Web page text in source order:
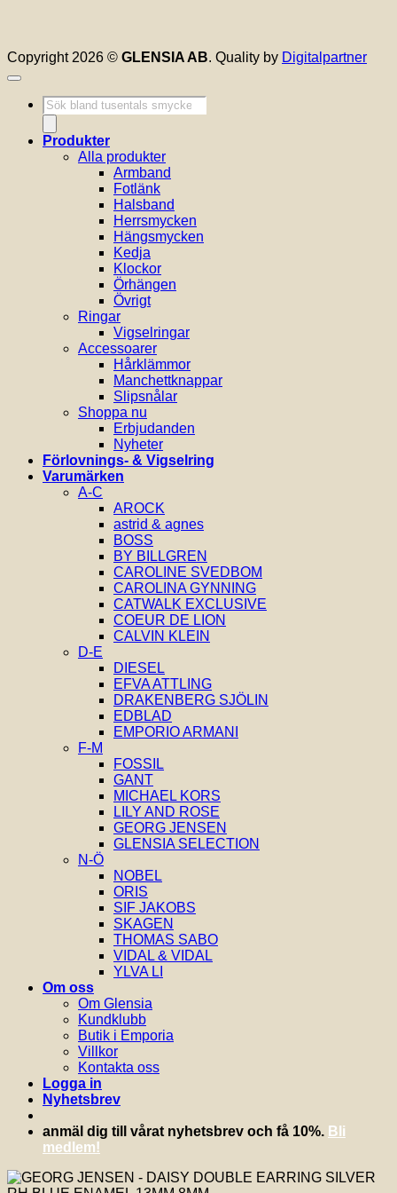
Copyright 2026 © GLENSIA AB. Quality by Digitalpartner
Produktsökning
Produkter
Alla produkter
Armband
Fotlänk
Halsband
Herrsmycken
Hängsmycken
Kedja
Klockor
Örhängen
Övrigt
Ringar
Vigselringar
Accessoarer
Hårklämmor
Manchettknappar
Slipsnålar
Shoppa nu
Erbjudanden
Nyheter
Förlovnings- & Vigselring
Varumärken
A-C
AROCK
astrid & agnes
BOSS
BY BILLGREN
CAROLINE SVEDBOM
CAROLINA GYNNING
CATWALK EXCLUSIVE
COEUR DE LION
CALVIN KLEIN
D-E
DIESEL
EFVA ATTLING
DRAKENBERG SJÖLIN
EDBLAD
EMPORIO ARMANI
F-M
FOSSIL
GANT
MICHAEL KORS
LILY AND ROSE
GEORG JENSEN
GLENSIA SELECTION
N-Ö
NOBEL
ORIS
SIF JAKOBS
SKAGEN
THOMAS SABO
VIDAL & VIDAL
YLVA LI
Om oss
Om Glensia
Kundklubb
Butik i Emporia
Villkor
Kontakta oss
Logga in
Nyhetsbrev
anmäl dig till vårat nyhetsbrev och få 10%. Bli
medlem!